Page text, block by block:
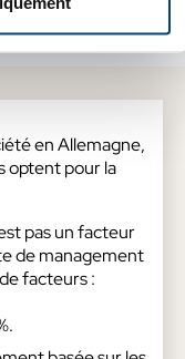
en Allemagne,
optent pour la
pas un facteur
de management
facteurs :